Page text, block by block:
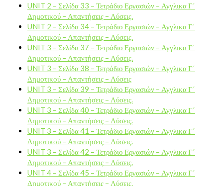
UNIT 2 – Σελίδα 33 – Τετράδιο Εργασιών – Αγγλικα Γ΄
Δημοτικού – Απαντήσεις – Λύσεις.
UNIT 2 – Σελίδα 34 – Τετράδιο Εργασιών – Αγγλικα Γ΄
Δημοτικού – Απαντήσεις – Λύσεις.
UNIT 3 – Σελίδα 37 – Τετράδιο Εργασιών – Αγγλικα Γ΄
Δημοτικού – Απαντήσεις – Λύσεις.
UNIT 3 – Σελίδα 38 – Τετράδιο Εργασιών – Αγγλικα Γ΄
Δημοτικού – Απαντήσεις – Λύσεις
UNIT 3 – Σελίδα 39 – Τετράδιο Εργασιών – Αγγλικα Γ΄
Δημοτικού – Απαντήσεις – Λύσεις.
UNIT 3 – Σελίδα 40 – Τετράδιο Εργασιών – Αγγλικα Γ΄
Δημοτικού – Απαντήσεις – Λύσεις.
UNIT 3 – Σελίδα 41 – Τετράδιο Εργασιών – Αγγλικα Γ΄
Δημοτικού – Απαντήσεις – Λύσεις.
UNIT 3 – Σελίδα 42 – Τετράδιο Εργασιών – Αγγλικα Γ΄
Δημοτικού – Απαντήσεις – Λύσεις.
UNIT 4 – Σελίδα 45 – Τετράδιο Εργασιών – Αγγλικα Γ΄
Δημοτικού – Απαντήσεις – Λύσεις.